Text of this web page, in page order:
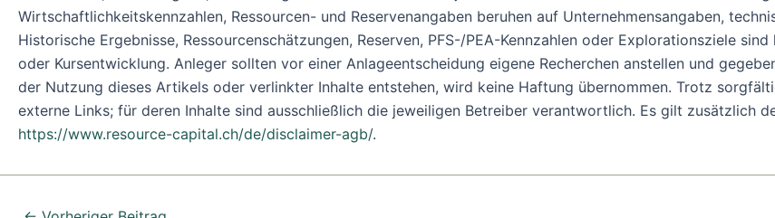
Wirtschaftlichkeitskennzahlen, Ressourcen- und Reservenangaben beruhen auf Unternehmensangaben,
Historische Ergebnisse, Ressourcenschätzungen, Reserven, PFS-/PEA-Kennzahlen oder Explorationsziele
oder Kursentwicklung. Anleger sollten vor einer Anlageentscheidung eigene Recherchen anstellen und
der Nutzung dieses Artikels oder verlinkter Inhalte entstehen, wird keine Haftung übernommen. Trotz
externe Links; für deren Inhalte sind ausschließlich die jeweiligen Betreiber verantwortlich. Es gilt zusätzlich
https://www.resource-capital.ch/de/disclaimer-agb/.